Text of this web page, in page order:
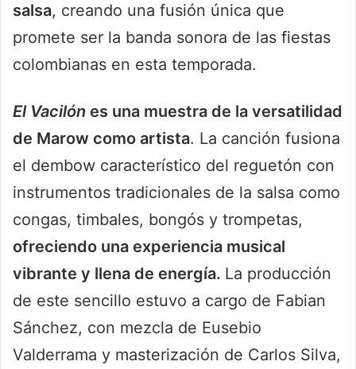
salsa, creando una fusión única que
promete ser la banda sonora de las fiestas
colombianas en esta temporada.
El Vacilón es una muestra de la versatilidad
de Marow como artista. La canción fusiona
el dembow característico del reguetón con
instrumentos tradicionales de la salsa como
congas, timbales, bongós y trompetas,
ofreciendo una experiencia musical
vibrante y llena de energía. La producción
de este sencillo estuvo a cargo de Fabian
Sánchez, con mezcla de Eusebio
Valderrama y masterización de Carlos Silva,